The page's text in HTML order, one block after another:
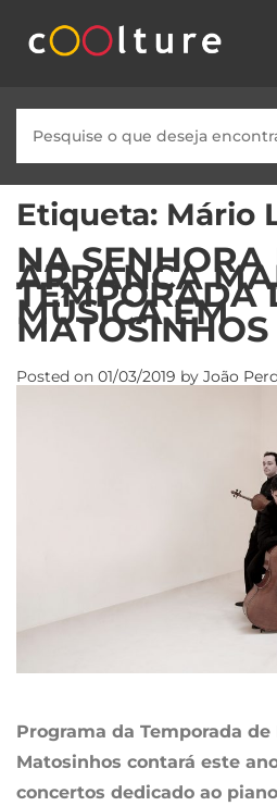
Etiqueta: Mário
NA
ARRANCA
TEMPORADA
MÚSICA EM
MATOSINHOS
Posted on 01/03/2019 by João
Programa da Temporada de
Matosinhos contará este
concertos dedicado ao